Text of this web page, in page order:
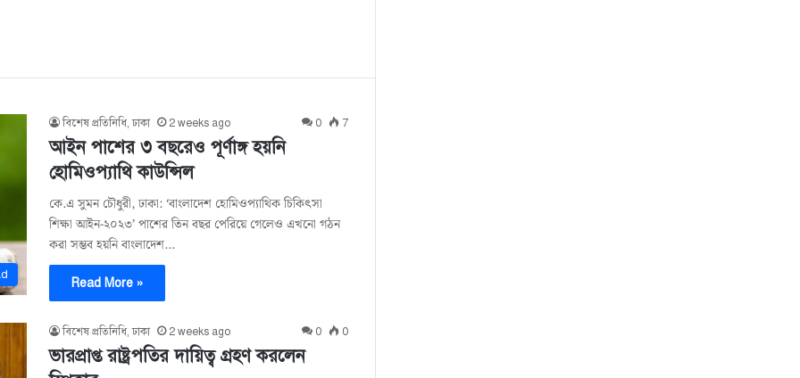
বিশেষ প্রতিনিধি, ঢাকা 2 weeks ago 0 7
আইন পাশের ৩ বছরেও পূর্ণাঙ্গ হয়নি
হোমিওপ্যাথি কাউন্সিল
কে.এ সুমন চৌধুরী, ঢাকা: ‘বাংলাদেশ হোমিওপ্যাথিক চিকিৎসা
শিক্ষা আইন-২০২৩’ পাশের তিন বছর পেরিয়ে গেলেও এখনো গঠন
করা সম্ভব হয়নি বাংলাদেশ…
Read More »
বিশেষ প্রতিনিধি, ঢাকা 2 weeks ago 0 0
ভারপ্রাপ্ত রাষ্ট্রপতির দায়িত্ব গ্রহণ করলেন